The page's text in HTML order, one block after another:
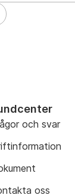
och svar
oss